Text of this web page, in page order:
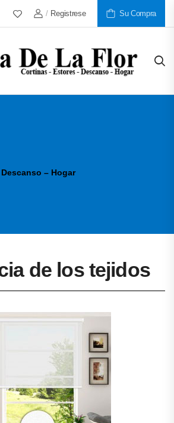
Más De 30 Años Al Servicio
/ Registrese Su Compra
– Hogar
de los tejidos